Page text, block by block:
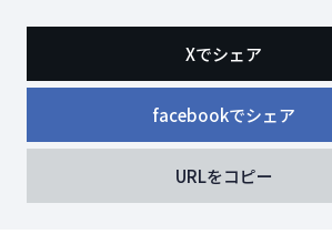
Xでシェア
facebookでシェア
URLをコピー